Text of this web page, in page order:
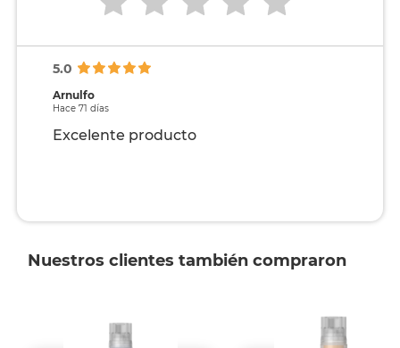
5.0
Arnulfo
Hace 71 días
Excelente producto
Nuestros clientes también compraron